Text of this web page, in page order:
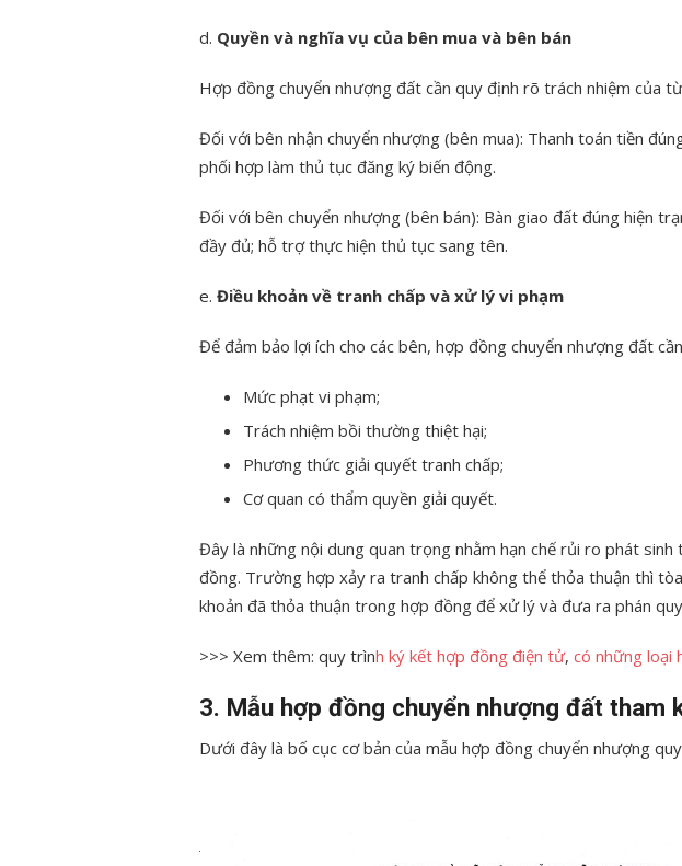
d. Quyền và nghĩa vụ của bên mua và bên bán
Hợp đồng chuyển nhượng đất cần quy định rõ trách nhiệm của
Đối với bên nhận chuyển nhượng (bên mua): Thanh toán tiền
phối hợp làm thủ tục đăng ký biến động.
Đối với bên chuyển nhượng (bên bán): Bàn giao đất đúng hiện
đầy đủ; hỗ trợ thực hiện thủ tục sang tên.
e. Điều khoản về tranh chấp và xử lý vi phạm
Để đảm bảo lợi ích cho các bên, hợp đồng chuyển nhượng đất
Mức phạt vi phạm;
Trách nhiệm bồi thường thiệt hại;
Phương thức giải quyết tranh chấp;
Cơ quan có thẩm quyền giải quyết.
Đây là những nội dung quan trọng nhằm hạn chế rủi ro phát
đồng. Trường hợp xảy ra tranh chấp không thể thỏa thuận thì
khoản đã thỏa thuận trong hợp đồng để xử lý và đưa ra phán
>>> Xem thêm: quy trình ký kết hợp đồng điện tử, có những loại
3. Mẫu hợp đồng chuyển nhượng đất tham
Dưới đây là bố cục cơ bản của mẫu hợp đồng chuyển nhượng